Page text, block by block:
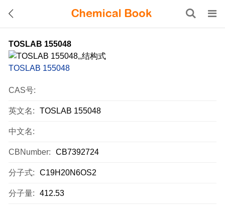
TOSLAB 155048
TOSLAB 155048
CAS号:
英文名: TOSLAB 155048
中文名:
CBNumber: CB7392724
分子式: C19H20N6OS2
分子量: 412.53